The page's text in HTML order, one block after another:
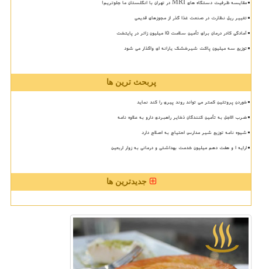
مقایسه ظرفیت دستگاه های MRI در تهران با انگلستان ما جلوتریم!
تغییر ریل نظارت در صنعت غذا گذر از مجوزهای قدیمی
آمادگی کادر درمان برای تأمین سلامت 15 میلیون زائر در پایتخت
توزیع سه میلیون پاکت شیرخشک یارانه ای واگذار می شود
پربحث ترین ها
خوردن پروتئین کمتر می تواند روند پیری را کند نماید
ضرب الاجل به تأمین کنندگان ذخایر راهبردی دارو به علاوه نامه
شیوه نامه توزیع شیر مدارس احتیاج به اصلاح دارد
ارایه ۱ و هفت دهم میلیون خدمت بهداشتی و درمانی به زوار اربعین
جدیدترین ها